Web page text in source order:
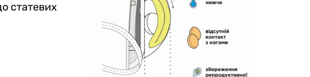
статевих